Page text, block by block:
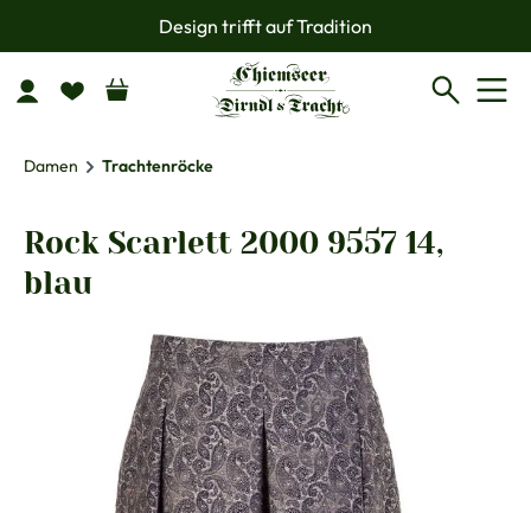
Zum Hauptinhalt springenDesign trifft auf Tradition
Damen Trachtenröcke
Rock Scarlett 2000 9557 14,
blau